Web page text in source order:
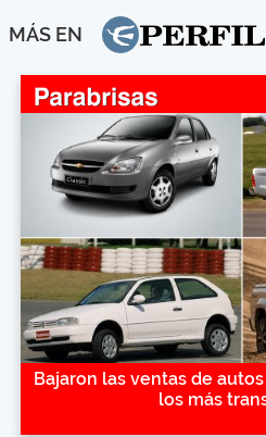
MÁS EN
Bajaron las ventas de
los más